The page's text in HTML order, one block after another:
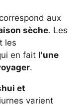
aux
sèche. Les
les
en fait l'une
.
et
varient